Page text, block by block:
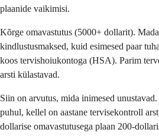
plaanide vaikimisi.
Kõrge omavastutus (5000+ dollarit).
kindlustusmaksed, kuid esimesed paar
koos tervishoiukontoga (HSA). Parim
arsti külastavad.
Siin on arvutus, mida inimesed
puhul, kellel on aastane tervisekontroll
dollarise omavastutusega plaan 200-